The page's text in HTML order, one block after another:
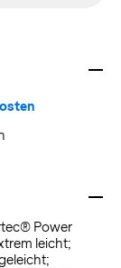
Power
leicht;